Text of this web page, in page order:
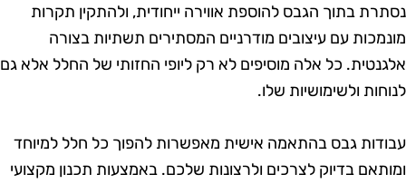
בתוך הגבס להוספת אווירה ייחודית, ולהתקין תקרות
עם עיצובים מודרניים המסתירים תשתיות בצורה
כל אלה מוסיפים לא רק ליופי החזותי של החלל אלא גם
ולשימושיות שלו.
גבס בהתאמה אישית מאפשרות להפוך כל חלל למיוחד
בדיוק לצרכים ולרצונות שלכם. באמצעות תכנון מקצועי